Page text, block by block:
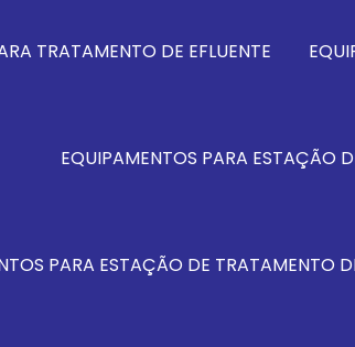
TRATAMENTO DE EFLUENTE
EQUIPAMENTOS PARA ESTAÇÃO
PARA ESTAÇÃO DE TRATAMENTO